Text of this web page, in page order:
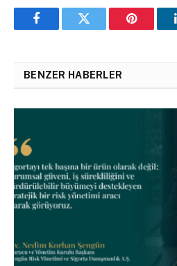
FacebookTwitter Pinterest
BENZER HABERLER